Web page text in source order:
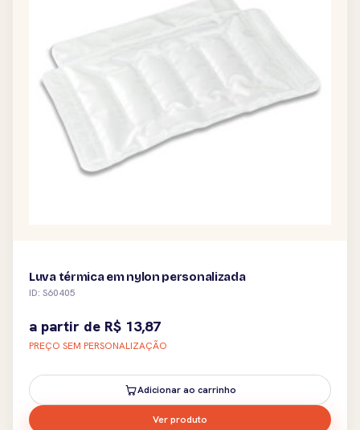
Luva térmica em nylon personalizada
ID: S60405
a partir de R$ 13,87
PREÇO SEM PERSONALIZAÇÃO
Adicionar ao carrinho
Ver produto